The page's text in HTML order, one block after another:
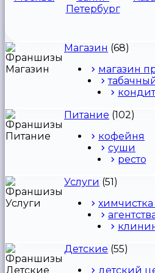
Петербург
Магазин (68)
магазин
Питание (102)
кофейня
суши
Услуги (51)
Детские (55)
детский